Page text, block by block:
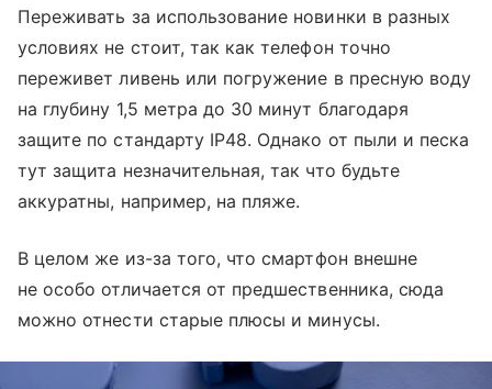
Переживать за использование новинки в разных
условиях не стоит, так как телефон точно
переживет ливень или погружение в пресную воду
на глубину 1,5 метра до 30 минут благодаря
защите по стандарту IP48. Однако от пыли и песка
тут защита незначительная, так что будьте
аккуратны, например, на пляже.
В целом же из-за того, что смартфон внешне
не особо отличается от предшественника, сюда
можно отнести старые плюсы и минусы.